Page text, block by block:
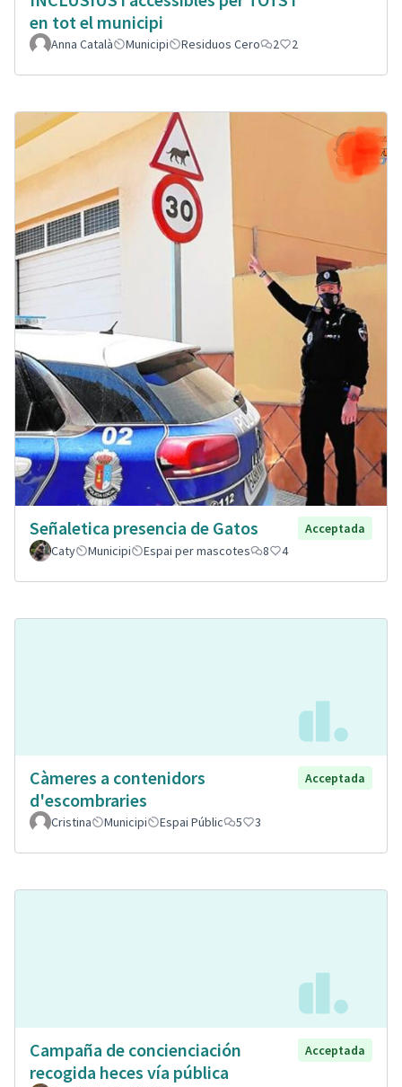
en tot el municipi
Anna Català Municipi Residuos Cero 2 2
Señaletica presencia de Gatos
Acceptada
Caty
Municipi Espai per mascotes 8 4
Càmeres a contenidors
d'escombraries
Acceptada
Cristina Municipi Espai Públic 5 3
Campaña de concienciación
recogida heces vía pública
Acceptada